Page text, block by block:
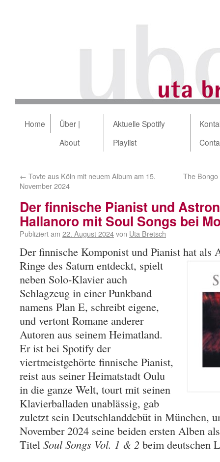
Home
Über |
About
Aktuelle Spotify
Playlist
← Tovte aus Köln mit neuem Album am 15.
November 2024
The
Der finnische Pianist und
Hallanoro mit Soul Songs bei
Publiziert am 22. August 2024von Uta Bretsch
Der finnische Komponist und Pianist hat als
Ringe des Saturn entdeckt, spielt
neben Solo-Klavier auch
Schlagzeug in einer Punkband
namens Plan E, schreibt eigene,
und vertont Romane anderer
Autoren aus seinem Heimatland.
Er ist bei Spotify der
viertmeistgehörte finnische Pianist,
reist aus seiner Heimatstadt Oulu
in die ganze Welt, tourt mit seinen
Klavierballaden unablässig, gab
zuletzt sein Deutschlanddebüt in München,
November 2024 seine beiden ersten Alben
Titel Soul Songs Vol. 1 & 2 beim deutschen